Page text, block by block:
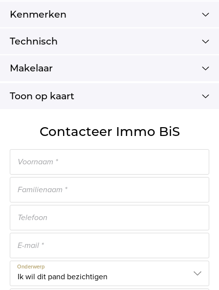
Kenmerken
Technisch
Makelaar
Toon op kaart
Contacteer Immo BiS
Onderwerp